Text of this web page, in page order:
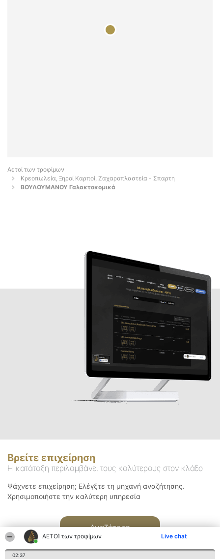
ΑΕΤΟΊ των τροφίμων Live chat
02:37
Αετοί των τροφίμων
Κρεοπωλεία, Ξηροί Καρποί, Ζαχαροπλαστεία - Σπαρτη
ΒΟΥΛΟΥΜΑΝΟΥ Γαλακτοκομικά
Βρείτε επιχείρηση
Η κατάταξη περιλαμβάνει τους καλύτερους στον κλάδο
Ψάχνετε επιχείρηση; Ελέγξτε τη μηχανή αναζήτησης.
Χρησιμοποιήστε την καλύτερη υπηρεσία
Αναζήτηση